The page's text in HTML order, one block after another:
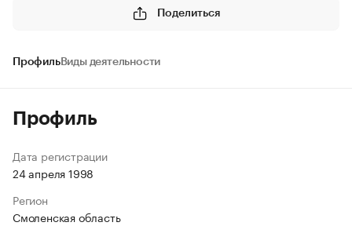
Поделиться
ПрофильВиды деятельности
Профиль
Дата регистрации
24 апреля 1998
Регион
Смоленская область